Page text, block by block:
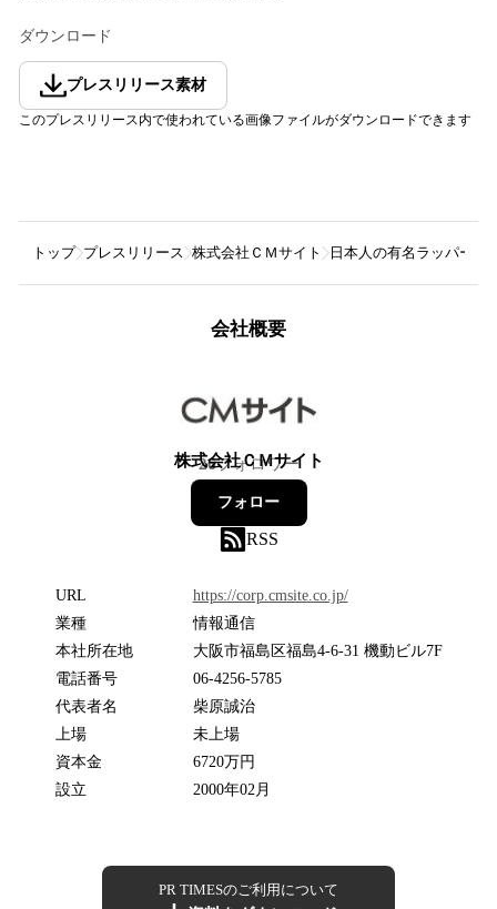
ダウンロード
プレスリリース素材
このプレスリリース内で使われている画像ファイルがダウンロードできます
トップ プレスリリース 株式会社ＣＭサイト 日本人の有名ラッパー
会社概要
株式会社ＣＭサイト
26フォロワー
フォロー
RSS
URL
https://corp.cmsite.co.jp/
業種
情報通信
本社所在地
大阪市福島区福島4-6-31 機動ビル7F
電話番号
06-4256-5785
代表者名
柴原誠治
上場
未上場
資本金
6720万円
設立
2000年02月
PR TIMESのご利用について